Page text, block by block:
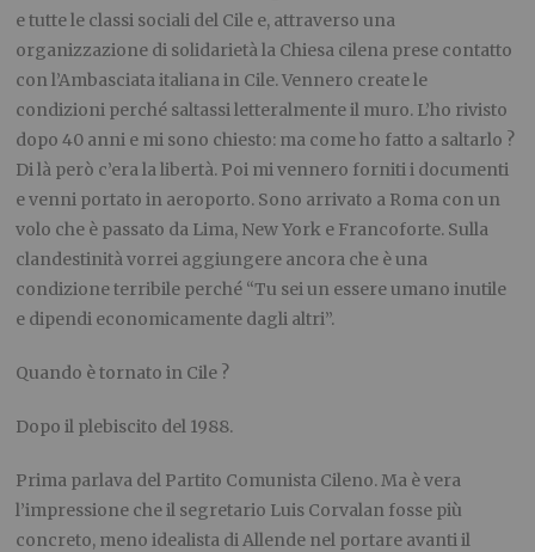
e tutte le classi sociali del Cile e, attraverso una
organizzazione di solidarietà la Chiesa cilena prese contatto
con l’Ambasciata italiana in Cile. Vennero create le
condizioni perché saltassi letteralmente il muro. L’ho rivisto
dopo 40 anni e mi sono chiesto: ma come ho fatto a saltarlo ?
Di là però c’era la libertà. Poi mi vennero forniti i documenti
e venni portato in aeroporto. Sono arrivato a Roma con un
volo che è passato da Lima, New York e Francoforte. Sulla
clandestinità vorrei aggiungere ancora che è una
condizione terribile perché “Tu sei un essere umano inutile
e dipendi economicamente dagli altri”.
Quando è tornato in Cile ?
Dopo il plebiscito del 1988.
Prima parlava del Partito Comunista Cileno. Ma è vera
l’impressione che il segretario Luis Corvalan fosse più
concreto, meno idealista di Allende nel portare avanti il